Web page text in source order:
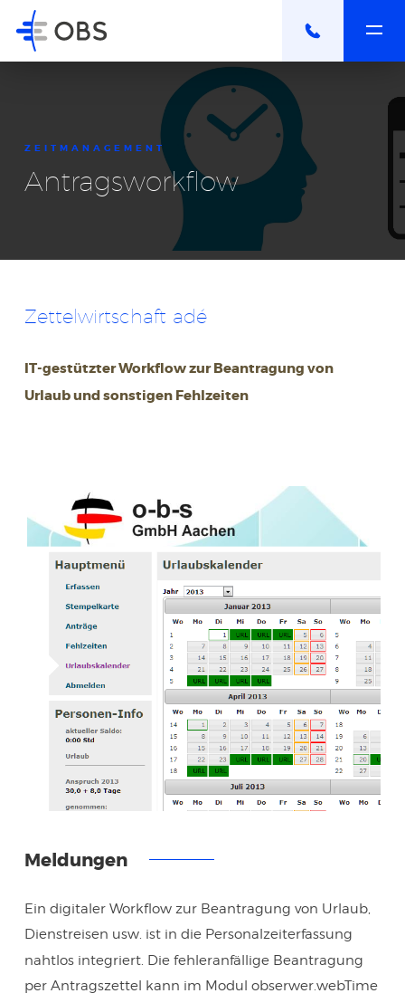
ZEITMANAGEMENT
Antragsworkflow
Zettelwirtschaft adé
IT-gestützter Workflow zur Beantragung von
Urlaub und sonstigen Fehlzeiten
Meldungen
Ein digitaler Workflow zur Beantragung von Urlaub,
Dienstreisen usw. ist in die Personalzeiterfassung
nahtlos integriert. Die fehleranfällige Beantragung
per Antragszettel kann im Modul obserwer.webTime